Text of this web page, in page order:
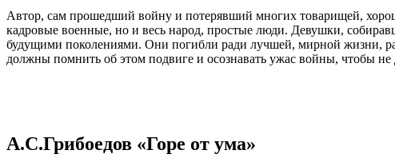
Автор, сам прошедший войну и потерявший многих товарищей,
кадровые военные, но и весь народ, простые люди. Девушки,
будущими поколениями. Они погибли ради лучшей, мирной жизни,
должны помнить об этом подвиге и осознавать ужас войны, чтобы
А.С.Грибоедов «Горе от ума»